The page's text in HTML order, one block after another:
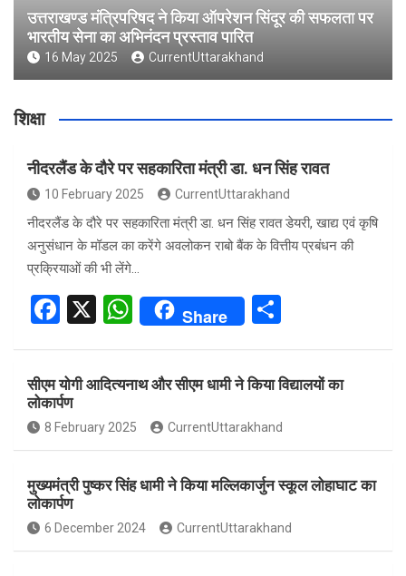
उत्तराखण्ड मंत्रिपरिषद ने किया ऑपरेशन सिंदूर की सफलता पर
भारतीय सेना का अभिनंदन प्रस्ताव पारित
16 May 2025 CurrentUttarakhand
शिक्षा
नीदरलैंड के दौरे पर सहकारिता मंत्री डा. धन सिंह रावत
10 February 2025 CurrentUttarakhand
नीदरलैंड के दौरे पर सहकारिता मंत्री डा. धन सिंह रावत डेयरी, खाद्य एवं कृषि
अनुसंधान के मॉडल का करेंगे अवलोकन राबो बैंक के वित्तीय प्रबंधन की
प्रक्रियाओं की भी लेंगे…
F
ce
b
o
o
k
X
W
s
A
p
p
Share
ar
e
सीएम योगी आदित्यनाथ और सीएम धामी ने किया विद्यालयों का
लोकार्पण
8 February 2025 CurrentUttarakhand
मुख्यमंत्री पुष्कर सिंह धामी ने किया मल्लिकार्जुन स्कूल लोहाघाट का
लोकार्पण
6 December 2024 CurrentUttarakhand